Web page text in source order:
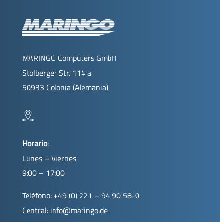
MARINGO Computers GmbH
Stolberger Str. 114 a
50933 Colonia (Alemania)
Horario:
Lunes – Viernes
9:00 – 17:00
Teléfono: +49 (0) 221 – 94 90 58-0
Central: info@maringo.de